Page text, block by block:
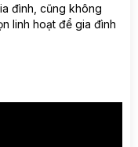
đình, cũng không
linh hoạt để gia đình